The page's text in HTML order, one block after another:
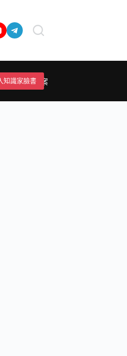
者/投稿/提案
知識家臉書